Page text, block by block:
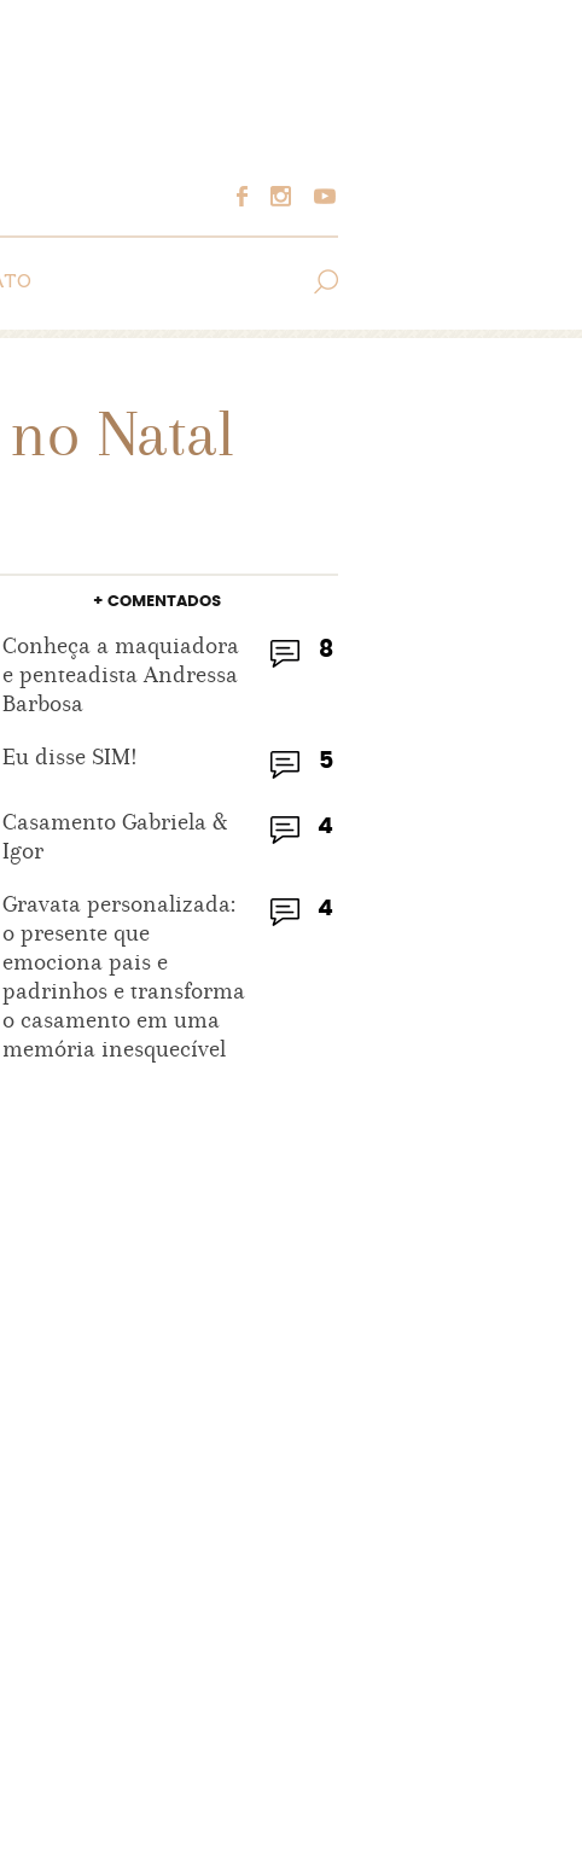
Natal
+ COMENTADOS
8
Conheça a maquiadora
e penteadista Andressa
Barbosa
5
Eu disse SIM!
4
Casamento Gabriela &
Igor
4
Gravata personalizada:
o presente que
emociona pais e
padrinhos e transforma
o casamento em uma
memória inesquecível